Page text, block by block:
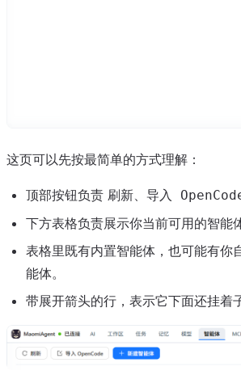
这页可以先按最简单的方式理解：
顶部按钮负责 刷新、 导入
下方表格负责展示你当前可用的智能体
表格里既有内置智能体，也可能有你
能体。
带展开箭头的行，表示它下面还挂着